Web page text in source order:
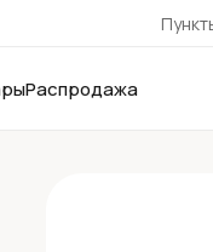
Распродажа